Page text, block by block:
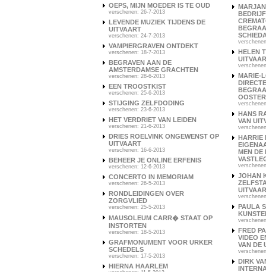
OEPS, MIJN MOEDER IS TE OUD
verschenen: 26-7-2013
LEVENDE MUZIEK TIJDENS DE
UITVAART
verschenen: 24-7-2013
VAMPIERGRAVEN ONTDEKT
verschenen: 18-7-2013
BEGRAVEN AAN DE
AMSTERDAMSE GRACHTEN
verschenen: 28-6-2013
EEN TROOSTKIST
verschenen: 25-6-2013
STIJGING ZELFDODING
verschenen: 23-6-2013
HET VERDRIET VAN LEIDEN
verschenen: 21-6-2013
DRIES ROELVINK ONGEWENST OP
UITVAART
verschenen: 16-6-2013
BEHEER JE ONLINE ERFENIS
verschenen: 12-6-2013
CONCERTO IN MEMORIAM
verschenen: 26-5-2013
RONDLEIDINGEN OVER
ZORGVLIED
verschenen: 25-5-2013
MAUSOLEUM CARR� STAAT OP
INSTORTEN
verschenen: 18-5-2013
GRAFMONUMENT VOOR URKER
SCHEDELS
verschenen: 17-5-2013
HIERNA HAARLEM
HELEN
MARIE-
HANS
VAN
HARRIE
MEN DE
JOHAN
PAULA
FRED
VIDEO
VAN DE
DIRK